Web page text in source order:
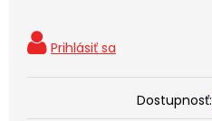
Dostupnosť: